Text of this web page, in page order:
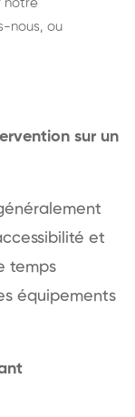
notre
nous, ou
sur un
et
temps
équipements